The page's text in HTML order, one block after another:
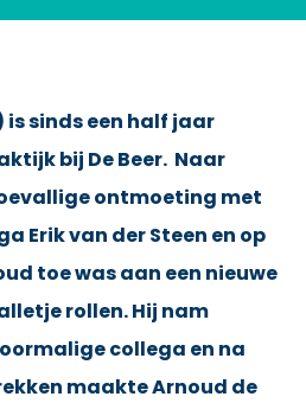
is sinds een half jaar
bij De Beer. Naar
ontmoeting met
Erik van der Steen en op
toe was aan een nieuwe
rollen. Hij nam
collega en na
maakte Arnoud de